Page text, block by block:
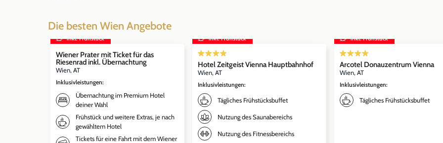
Die besten Wien Angebote
inkl. Frühstück
Wiener Prater mit Ticket für das
Riesenrad inkl. Übernachtung
Wien, AT
Inklusivleistungen:
Übernachtung im Premium Hotel
deiner Wahl
Frühstück und weitere Extras, je nach
gewähltem Hotel
Tickets für eine Fahrt mit dem Wiener
inkl. Frühstück
Hotel Zeitgeist Vienna Hauptbahnhof
Wien, AT
Inklusivleistungen:
Tägliches Frühstücksbuffet
Nutzung des Saunabereichs
Nutzung des Fitnessbereichs
inkl. Frühstück
Arcotel Donauzentrum Vienna
Wien, AT
Inklusivleistungen:
Tägliches Frühstücksbuffet